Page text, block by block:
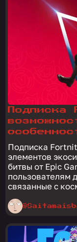
Подписка
элементов
битвы от Epic
пользователям
связанные с